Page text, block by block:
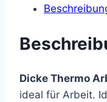
Dicke Thermo
ideal für Arbeit.